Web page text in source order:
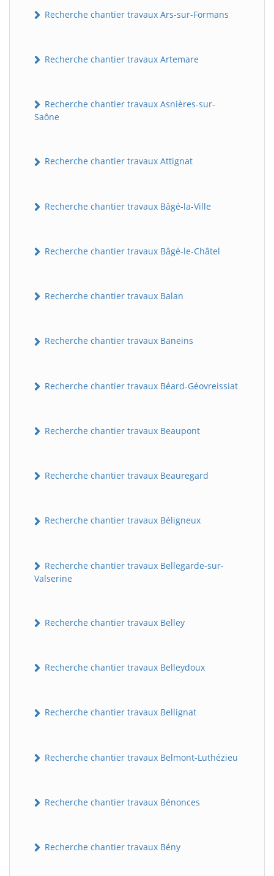
Recherche chantier travaux Ars-sur-Formans
Recherche chantier travaux Artemare
Recherche chantier travaux Asnières-sur-
Saône
Recherche chantier travaux Attignat
Recherche chantier travaux Bâgé-la-Ville
Recherche chantier travaux Bâgé-le-Châtel
Recherche chantier travaux Balan
Recherche chantier travaux Baneins
Recherche chantier travaux Béard-Géovreissiat
Recherche chantier travaux Beaupont
Recherche chantier travaux Beauregard
Recherche chantier travaux Béligneux
Recherche chantier travaux Bellegarde-sur-
Valserine
Recherche chantier travaux Belley
Recherche chantier travaux Belleydoux
Recherche chantier travaux Bellignat
Recherche chantier travaux Belmont-Luthézieu
Recherche chantier travaux Bénonces
Recherche chantier travaux Bény